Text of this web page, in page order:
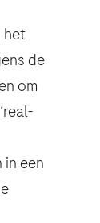
het
de
om
een